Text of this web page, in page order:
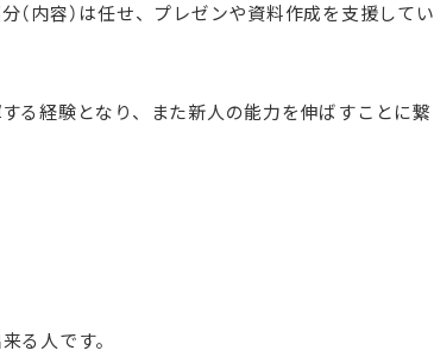
（内容）は任せ、プレゼンや資料作成を支援してい
る経験となり、また新人の能力を伸ばすことに繋
る人です。